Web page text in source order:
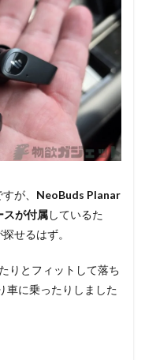
が、 NeoBuds Planar
スが付属しているた
せるはず。
りとフィットして落ち
車に乗ったりしました